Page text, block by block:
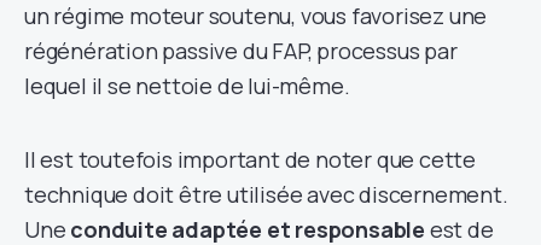
un régime moteur soutenu, vous favorisez une
régénération passive du FAP, processus par
lequel il se nettoie de lui-même.
Il est toutefois important de noter que cette
technique doit être utilisée avec discernement.
Une conduite adaptée et responsable est de